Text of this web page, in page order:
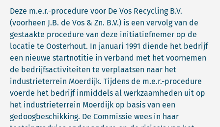
Deze m.e.r.-procedure voor De Vos Recycling B.V.
(voorheen J.B. de Vos & Zn. B.V.) is een vervolg van de
gestaakte procedure van deze initiatiefnemer op de
locatie te Oosterhout. In januari 1991 diende het bedrijf
een nieuwe startnotitie in verband met het voornemen
de bedrijfsactiviteiten te verplaatsen naar het
industrieterrein Moerdijk. Tijdens de m.e.r.-procedure
voerde het bedrijf inmiddels al werkzaamheden uit op
het industrieterrein Moerdijk op basis van een
gedoogbeschikking. De Commissie wees in haar